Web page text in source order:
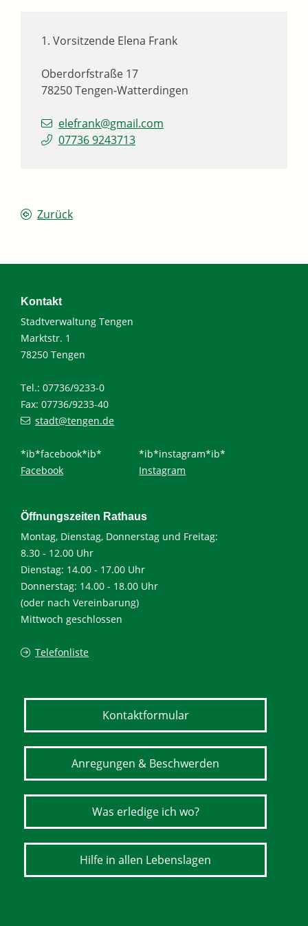
1. Vorsitzende Elena Frank
Oberdorfstraße 17
78250Tengen-Watterdingen
elefrank@gmail.com
07736 9243713
Zurück
Kontakt
Stadtverwaltung Tengen
Marktstr. 1
78250 Tengen
Tel.: 07736/9233-0
Fax: 07736/9233-40
stadt@tengen.de
*ib*facebook*ib*
Facebook
*ib*instagram*ib*
Instagram
Öffnungszeiten Rathaus
Montag, Dienstag, Donnerstag und Freitag:
8.30 - 12.00 Uhr
Dienstag: 14.00 - 17.00 Uhr
Donnerstag: 14.00 - 18.00 Uhr
(oder nach Vereinbarung)
Mittwoch geschlossen
Telefonliste
Kontaktformular
Anregungen & Beschwerden
Was erledige ich wo?
Hilfe in allen Lebenslagen